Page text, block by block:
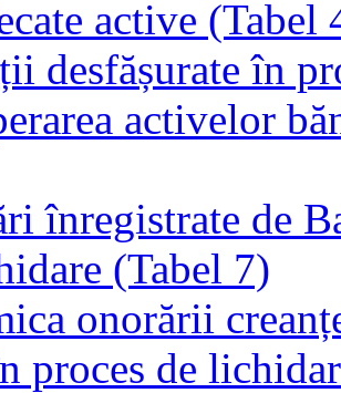
active (Tabel
desfășurate în
activelor
înregistrate de
(Tabel 7)
onorării
proces de